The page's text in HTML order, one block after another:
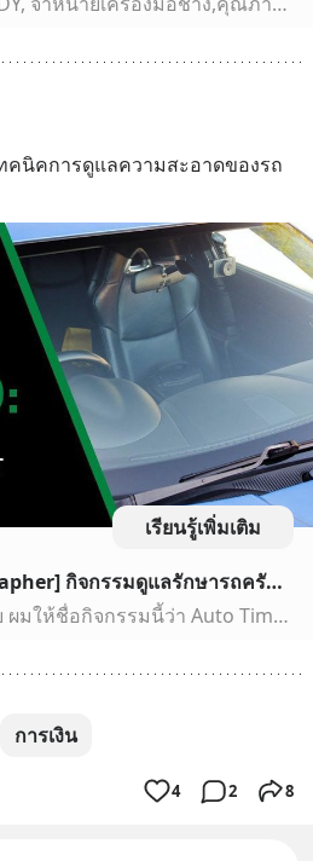
คนิคการดูแลความสะอาดของรถ
เรียนรู้เพิ่มเติม
[sydNEY: The Storiographer] กิจกรรมดูแลรักษารถครับ ผมให้ชื่อกิจกรรมนี้ว่า Auto Time !!!
กิจกรรมดูแลรักษารถครับ ผมให้ชื่อกิจกรรมนี้ว่า Auto Time !!!
การเงิน
4 2 8